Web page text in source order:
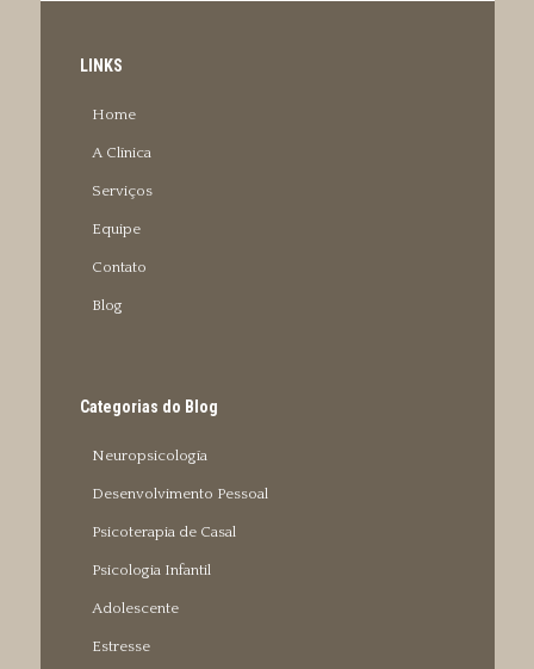
LINKS
Home
A Clínica
Serviços
Equipe
Contato
Blog
Categorias do Blog
Neuropsicología
Desenvolvimento Pessoal
Psicoterapia de Casal
Psicologia Infantil
Adolescente
Estresse